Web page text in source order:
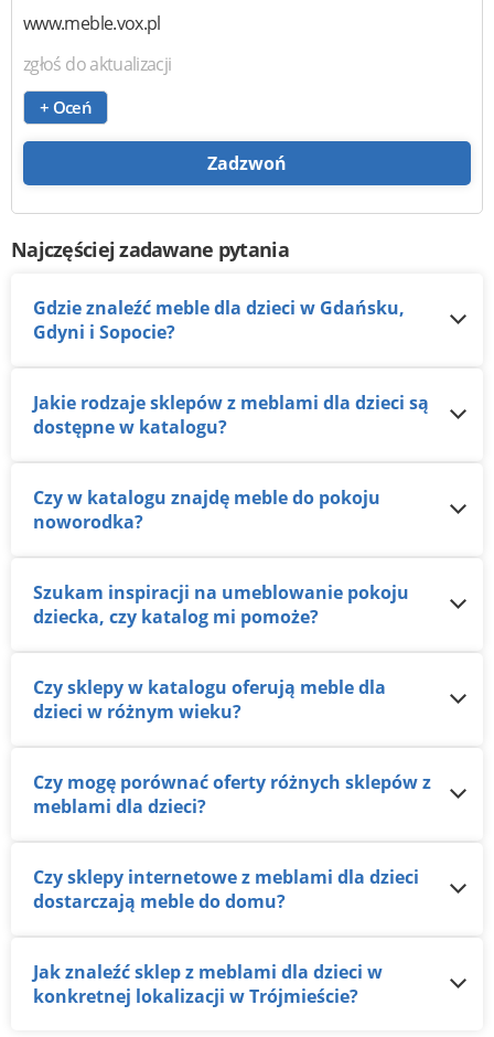
www.meble.vox.pl
zgłoś do aktualizacji
+ Oceń
Zadzwoń
Najczęściej zadawane pytania
Gdzie znaleźć meble dla dzieci w Gdańsku,
Gdyni i Sopocie?
Jakie rodzaje sklepów z meblami dla dzieci są
dostępne w katalogu?
Czy w katalogu znajdę meble do pokoju
noworodka?
Szukam inspiracji na umeblowanie pokoju
dziecka, czy katalog mi pomoże?
Czy sklepy w katalogu oferują meble dla
dzieci w różnym wieku?
Czy mogę porównać oferty różnych sklepów z
meblami dla dzieci?
Czy sklepy internetowe z meblami dla dzieci
dostarczają meble do domu?
Jak znaleźć sklep z meblami dla dzieci w
konkretnej lokalizacji w Trójmieście?